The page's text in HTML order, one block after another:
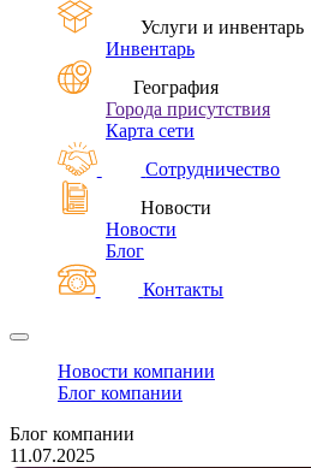
Услуги и инвентарь
Инвентарь
География
Города присутствия
Карта сети
Сотрудничество
Новости
Новости
Блог
Контакты
Новости компании
Блог компании
Блог компании
11.07.2025